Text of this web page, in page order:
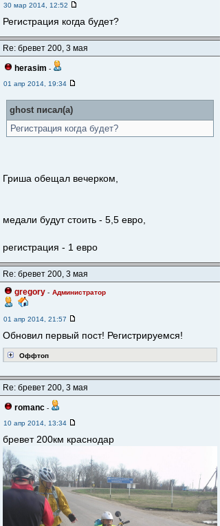
30 мар 2014, 12:52
Регистрация когда будет?
Re: бревет 200, 3 мая
herasim -
01 апр 2014, 19:34
ghost писал(а)
Регистрация когда будет?
Гриша обещал вечерком,
медали будут стоить - 5,5 евро,
регистрация - 1 евро
Re: бревет 200, 3 мая
gregory - Администратор
01 апр 2014, 21:57
Обновил первый пост! Регистрируемся!
Оффтоп
Re: бревет 200, 3 мая
romanc -
10 апр 2014, 13:34
бревет 200км краснодар